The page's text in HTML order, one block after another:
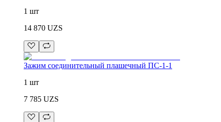
1 шт
14 870 UZS
Зажим соединительный плашечный ПС-1-1
1 шт
7 785 UZS